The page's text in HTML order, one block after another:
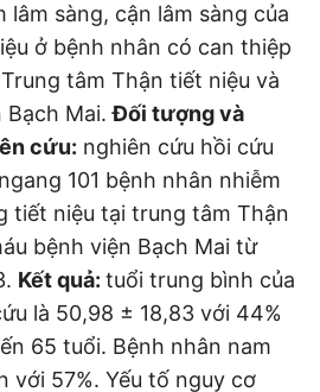
lâm sàng, cận lâm sàng của
ở bệnh nhân có can thiệp
tâm Thận tiết niệu và
Bạch Mai.Đối tượng và
cứu: nghiên cứu hồi cứu
101 bệnh nhân nhiễm
tiết niệu tại trung tâm Thận
bệnh viện Bạch Mai từ
Kết quả: tuổi trung bình của
là 50,98 ± 18,83 với 44%
65 tuổi. Bệnh nhân nam
với 57%. Yếu tố nguy cơ